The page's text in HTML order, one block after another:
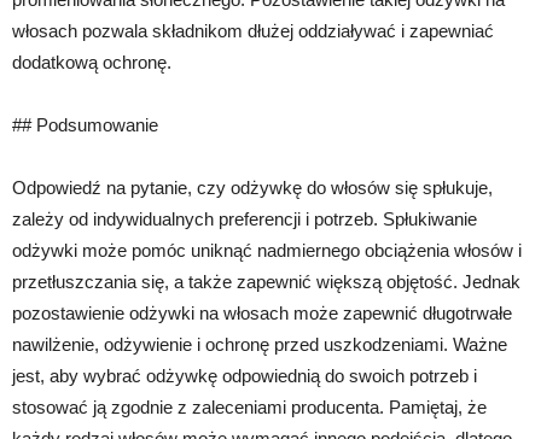
włosach pozwala składnikom dłużej oddziaływać i zapewniać
dodatkową ochronę.
## Podsumowanie
Odpowiedź na pytanie, czy odżywkę do włosów się spłukuje,
zależy od indywidualnych preferencji i potrzeb. Spłukiwanie
odżywki może pomóc uniknąć nadmiernego obciążenia włosów i
przetłuszczania się, a także zapewnić większą objętość. Jednak
pozostawienie odżywki na włosach może zapewnić długotrwałe
nawilżenie, odżywienie i ochronę przed uszkodzeniami. Ważne
jest, aby wybrać odżywkę odpowiednią do swoich potrzeb i
stosować ją zgodnie z zaleceniami producenta. Pamiętaj, że